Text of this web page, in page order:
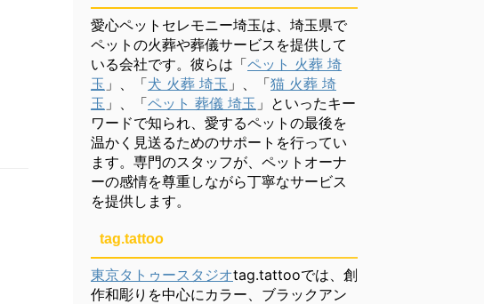
愛心ペットセレモニー埼玉は、埼玉県で
ペットの火葬や葬儀サービスを提供して
いる会社です。彼らは「ペット 火葬 埼
玉 」、「犬 火葬 埼玉 」、「猫 火葬 埼
玉 」、「ペット 葬儀 埼玉 」といったキー
ワードで知られ、愛するペットの最後を
温かく見送るためのサポートを行ってい
ます。専門のスタッフが、ペットオーナ
ーの感情を尊重しながら丁寧なサービス
を提供します。
tag.tattoo
東京タトゥースタジオtag.tattooでは、創
作和彫りを中心にカラー、ブラックアン